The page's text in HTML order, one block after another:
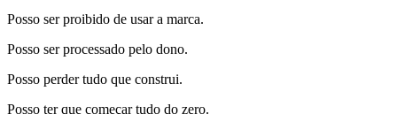
Posso ser proibido de usar a marca.
Posso ser processado pelo dono.
Posso perder tudo que construi.
Posso ter que começar tudo do zero.